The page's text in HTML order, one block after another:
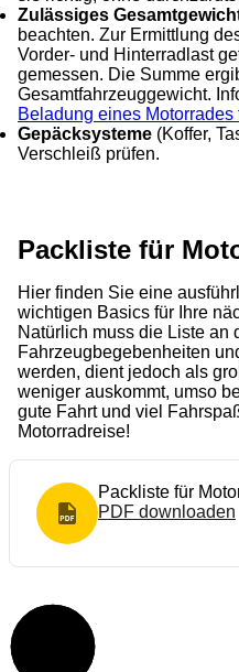
Zulässiges
beachten. Zur Ermittlung
Vorder- und Hinterradlast
gemessen. Die Summe
Gesamtfahrzeuggewicht.
Beladung eines
Gepäcksysteme (Koffer,
Verschleiß prüfen.
Packliste für
Hier finden Sie eine
wichtigen Basics für Ihre
Natürlich muss die Liste an
Fahrzeugbegebenheiten
werden, dient jedoch als
weniger auskommt, umso
gute Fahrt und viel
Motorradreise!
PDF Format
Packliste für
PDF downloaden